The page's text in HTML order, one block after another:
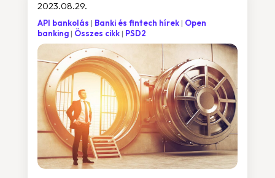
2023.08.29.
API bankolás Banki és fintech hírek
Open
banking
Összes cikk PSD2